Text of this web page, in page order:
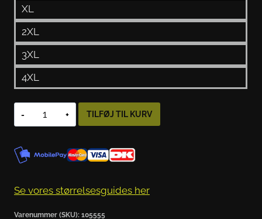
XL
2XL
3XL
4XL
DANE
ESKIL
MOTORCYKELHANDSKER
SORT
TILFØJ TIL KURV
Se vores størrelsesguides her
Varenummer (SKU): 105555